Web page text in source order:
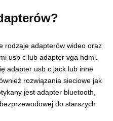
rodzaje adapterów wideo oraz
usb c lub adapter vga hdmi.
adapter usb c jack lub inne
rozwiązania sieciowe jak
jest adapter bluetooth,
do starszych